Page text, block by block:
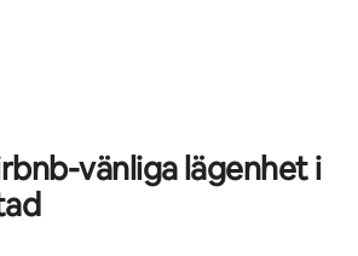
vänliga lägenhet i